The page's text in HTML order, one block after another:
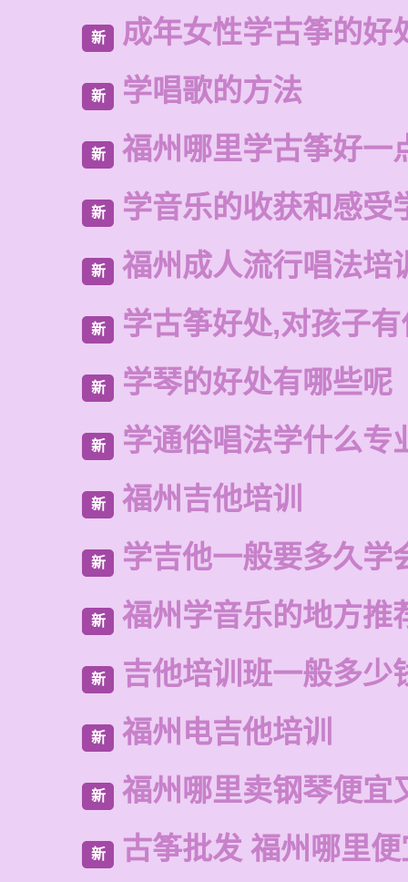
新 成年女性学古筝的好
新 学唱歌的方法
新 福州哪里学古筝好一
新 学音乐的收获和感受
新 福州成人流行唱法培
新 学古筝好处,对孩子
新 学琴的好处有哪些呢
新 学通俗唱法学什么专
新 福州吉他培训
新 学吉他一般要多久学
新 福州学音乐的地方推
新 吉他培训班一般多少
新 福州电吉他培训
新 福州哪里卖钢琴便宜
新 古筝批发 福州哪里